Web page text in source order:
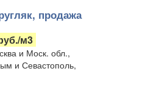
продажа
м3
и Моск. обл.,
и Севастополь,